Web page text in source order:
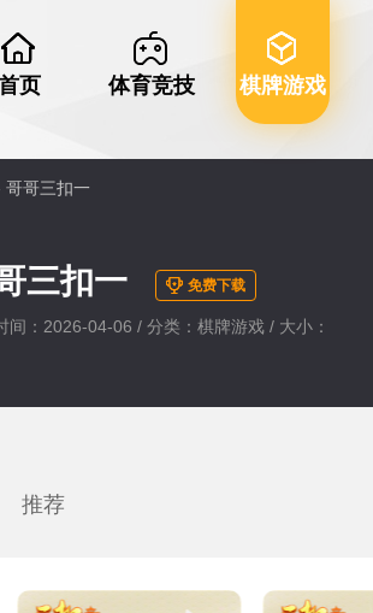
页 体育竞技 棋牌游戏
哥哥三扣一
三扣一 免费下载
间：2026-04-06 / 分类：棋牌游戏 / 大小：
推荐